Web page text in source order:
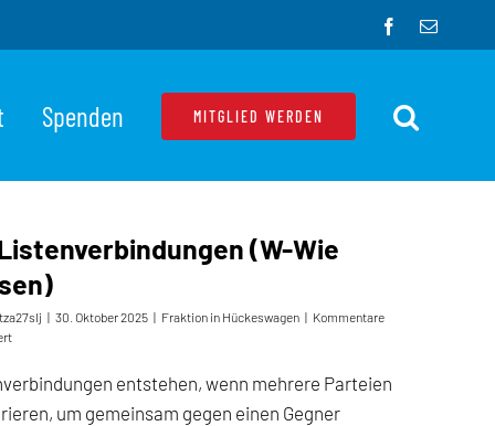
Facebook
E-
Spenden MITGLIED WERDEN
(W-Wie
| 30. Oktober 2025 | Fraktion in Hückeswagen | Kommentare
für
Listenverbindungen
(W-
Wie
entstehen, wenn mehrere Parteien
um gemeinsam gegen einen Gegner